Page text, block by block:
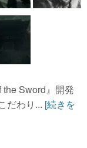
Sword』開発
だわり... [続きを